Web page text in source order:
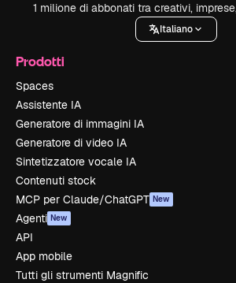
1 milione di abbonati tra creativi,
Italiano
Prodotti
Spaces
Assistente IA
Generatore di immagini IA
Generatore di video IA
Sintetizzatore vocale IA
Contenuti stock
MCP per Claude/ChatGPT New
Agenti New
API
App mobile
Tutti gli strumenti Magnific